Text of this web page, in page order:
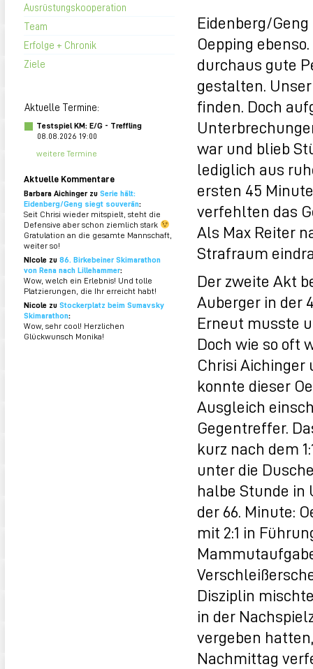
Ausrüstungskooperation
Team
Erfolge + Chronik
Ziele
Aktuelle Termine:
Testspiel KM: E/G - Treffling
08.08.2026 19:00
weitere Termine
Aktuelle Kommentare
Barbara Aichinger zu Serie hält:
Eidenberg/Geng siegt souverän:
Seit Chrisi wieder mitspielt, steht die
Defensive aber schon ziemlich stark
Gratulation an die gesamte Mannschaft,
weiter so!
NIcole zu 86. Birkebeiner Skimarathon
von Rena nach Lillehammer:
Wow, welch ein Erlebnis! Und tolle
Platzierungen, die Ihr erreicht habt!
Nicole zu Stockerplatz beim Sumavsky
Skimarathon:
Wow, sehr cool! Herzlichen
Glückwunsch Monika!
Eidenberg/
Oepping
durchaus gute
gestalten.
finden. Doch
war und blieb
lediglich aus
ersten 45
verfehlten das
Als Max Reiter
Strafraum
Der zweite Akt
Auberger in der
Erneut musste
Doch wie so oft
Chrisi Aichinger
konnte dieser
Ausgleich
Gegentreffer.
kurz nach dem
unter die
halbe Stunde in
der 66. Minute:
mit 2:1 in
Disziplin
in der
vergeben
Nachmittag